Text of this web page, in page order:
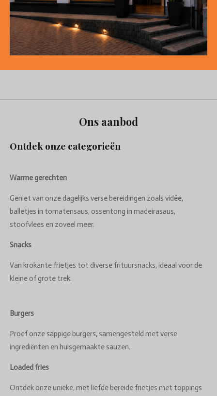
Ons aanbod
Ontdek onze categorieën
Warme gerechten
Geniet van onze dagelijks verse bereidingen zoals vidée,
balletjes in tomatensaus, ossentong in madeirasaus,
stoofvlees en zoveel meer.
Snacks
Van krokante frietjes tot diverse frituursnacks, ideaal voor de
kleine of grote trek.
Burgers
Proef onze sappige burgers, samengesteld met verse
ingrediënten en huisgemaakte sauzen.
Loaded fries
Ontdek onze unieke, met liefde bereide frietjes met toppings